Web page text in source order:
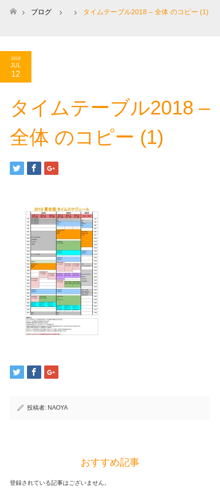
ホーム
ブログ タイムテーブル2018 – 全体 のコピー (1)
2018
JUL
12
タイムテーブル2018 –
全体 のコピー (1)
投稿者: NAOYA
おすすめ記事
登録されている記事はございません。